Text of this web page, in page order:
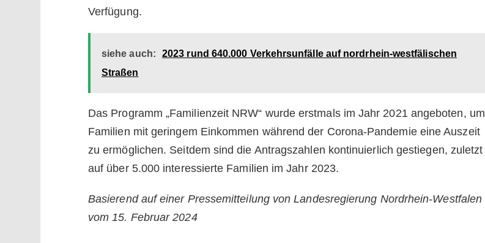
Verfügung.
siehe auch:
2023 rund 640.000 Verkehrsunfälle auf nordrhein-westfälischen
Straßen
Das Programm „Familienzeit NRW“ wurde erstmals im Jahr 2021 angeboten, um
Familien mit geringem Einkommen während der Corona-Pandemie eine Auszeit
zu ermöglichen. Seitdem sind die Antragszahlen kontinuierlich gestiegen, zuletzt
auf über 5.000 interessierte Familien im Jahr 2023.
Basierend auf einer Pressemitteilung von Landesregierung Nordrhein-Westfalen
vom 15. Februar 2024